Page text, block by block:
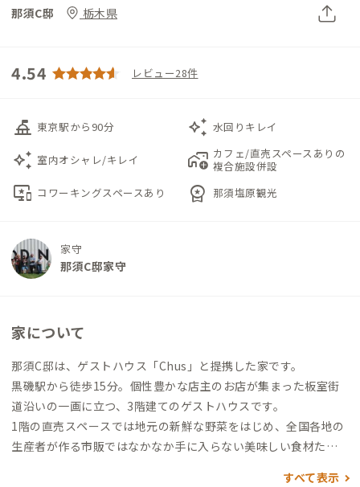
那須C邸 栃木県
4.54 レビュー28件
things_to_do 東京駅から90分 auto_awesome 水回りキレイ
auto_awesome 室内オシャレ/キレイ add_home_work カフェ/直売スペースありの
複合施設併設
important_devices コワーキングスペースあり workspace_premium 那須塩原観光
家守
那須C邸家守
家について
那須C邸は、ゲストハウス「Chus」と提携した家です。
黒磯駅から徒歩15分。個性豊かな店主のお店が集まった板室街
道沿いの一画に立つ、3階建てのゲストハウスです。
1階の直売スペースでは地元の新鮮な野菜をはじめ、全国各地の
生産者が作る市販ではなかなか手に入らない美味しい食材たち
すべて表示